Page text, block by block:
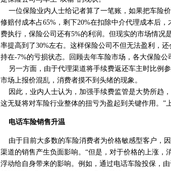
一位保险业内人士给记者算了一笔账，如果把车险
修赔付成本占65%，剩下20%在扣除中介代理成本后
费执行，保险公司还有5%的利润。但现实的市场情
率提高到了30%左右。这样保险公司不但无法盈利，
持在-7%的亏损状态。回顾去年车险市场，各大保险
另一方面，由于代理渠道将手续费返还车主时比例
市场上报价混乱，消费者摸不到头绪的现象。
因此，业内人士认为，加强手续费监管是大势所趋
这无疑将对车险行业整体的扭亏为盈起到关键作用。”
电话车险销售升温
由于目前大多数的车险消费者为价格敏感型客户，
渠道的销售产生负面影响。“但是，对于价格的上涨
浮动给自身带来的影响。例如，通过电话车险投保，